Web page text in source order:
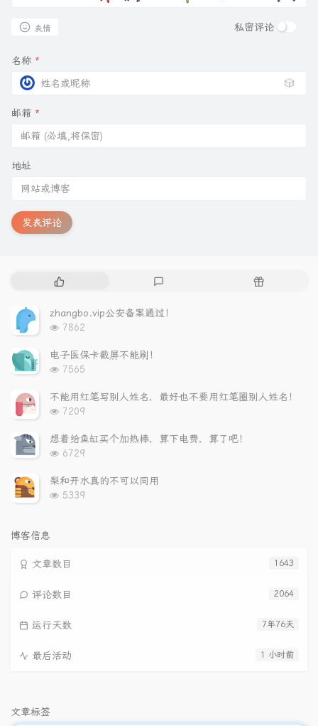
表情 私密评论
名称 *
🎲
邮箱 *
地址
发表评论
热
章
评
随
zhangbo.vip公安备案通过！
浏
次
数:
7862
电子医保卡截屏不能刷！
浏
次
数:
7565
不能用红笔写别人姓名，最好也不要用红笔圈别人姓名！
浏
次
数:
7209
想着给鱼缸买个加热棒，算下电费，算了吧！
浏
次
数:
6729
梨和开水真的不可以同用
浏
5339
博客信息
1643
文章数目
2064
评论数目
7年76天
运行天数
1 小时前
最后活动
文章标签